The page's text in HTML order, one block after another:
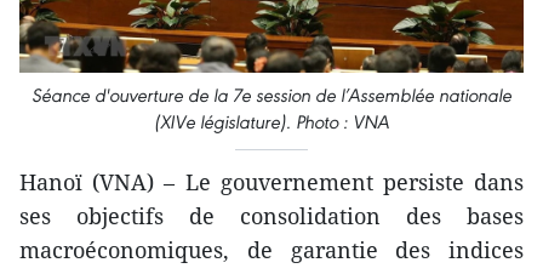
Séance d'ouverture de la 7e session de l’Assemblée nationale
(XIVe législature). Photo : VNA
Hanoï (VNA) – Le gouvernement persiste dans
ses objectifs de consolidation des bases
macroéconomiques, de garantie des indices